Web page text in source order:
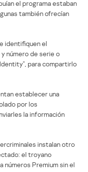
el programa estaban
también ofrecían
identifiquen el
número de serie o
para compartirlo
establecer una
por los
la información
instalan otro
el troyano
números Premium sin el